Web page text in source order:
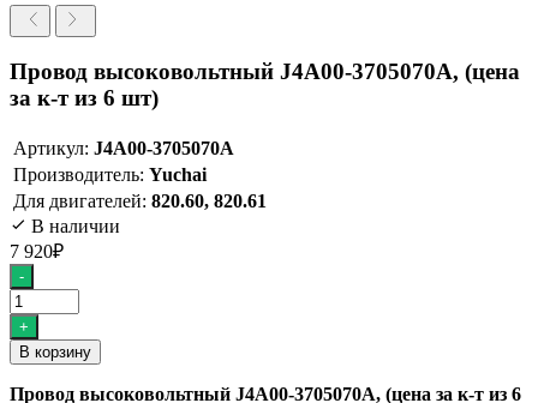
Провод высоковольтный J4A00-3705070A, (цена
за к-т из 6 шт)
Артикул: J4A00-3705070A
Производитель: Yuchai
Для двигателей: 820.60, 820.61
В наличии
7 920₽
Количество
товара
Провод
высоковольтный
J4A00-
-
+
В корзину
Провод высоковольтный J4A00-3705070A, (цена за к-т из 6